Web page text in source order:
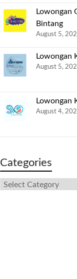
Lowongan
Bintang
August 5,
Lowongan
August 5,
Lowongan
August 4,
Categories